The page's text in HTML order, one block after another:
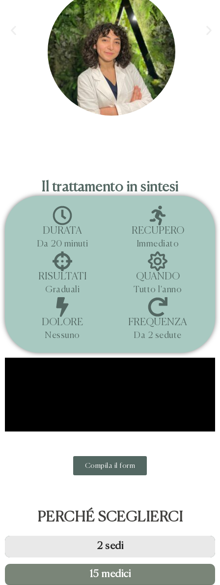
Il trattamento in sintesi
DURATA
Da 20 minuti
RECUPERO
Immediato
RISULTATI
Graduali
QUANDO
Tutto l'anno
DOLORE
Nessuno
FREQUENZA
Da 2 sedute
Compila il form
PERCHÉ SCEGLIERCI
2 sedi
15 medici